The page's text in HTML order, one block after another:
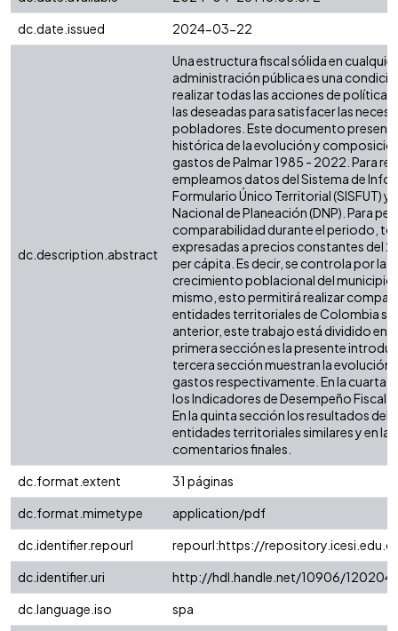
dc.date.issued
2024-03-22
dc.description.abstract
Una estructura fiscal sólida en cualquier
administración pública es una
realizar todas las acciones de política
las deseadas para satisfacer las
pobladores. Este documento
histórica de la evolución y
gastos de Palmar 1985 - 2022. Para
empleamos datos del Sistema de
Formulario Único Territorial (SISFUT)
Nacional de Planeación (DNP). Para
comparabilidad durante el periodo,
expresadas a precios constantes del
per cápita. Es decir, se controla por la
crecimiento poblacional del municipio
mismo, esto permitirá realizar
entidades territoriales de Colombia
anterior, este trabajo está dividido en
primera sección es la presente
tercera sección muestran la evolución
gastos respectivamente. En la cuarta
los Indicadores de Desempeño Fiscal
En la quinta sección los resultados del
entidades territoriales similares y en la
comentarios finales.
dc.format.extent
31 páginas
dc.format.mimetype
application/pdf
dc.identifier.repourl
repourl:https://
dc.identifier.uri
http://hdl.handle.net/10906/120204
dc.language.iso
spa